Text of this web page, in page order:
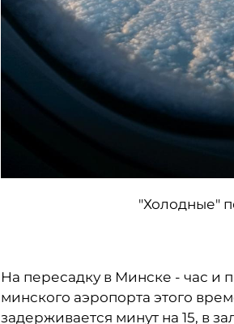
"Холодные"
На пересадку в Минске - час и
минского аэропорта этого
задерживается минут на 15, в